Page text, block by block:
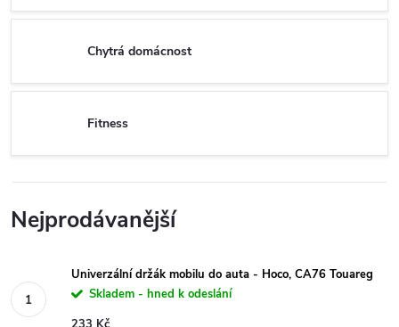
Chytrá domácnost
Fitness
Nejprodávanější
Univerzální držák mobilu do auta - Hoco, CA76 Touareg
Skladem - hned k odeslání